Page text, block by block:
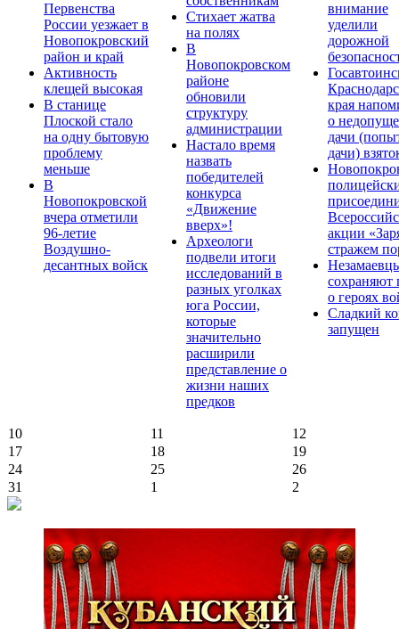
Первенства
России уезжает в
Новопокровский
район и край
Активность
клещей высокая
В станице
Плоской стало
на одну бытовую
проблему
меньше
В
Новопокровской
вчера отметили
96-летие
Воздушно-
десантных войск
Стихает жатва
на полях
В
Новопокровском
районе
обновили
структуру
администрации
Настало время
назвать
победителей
конкурса
«Движение
вверх»!
Археологи
подвели итоги
исследований в
разных уголках
юга России,
которые
значительно
расширили
представление о
жизни наших
предков
внимание
уделили
дорожной
края
о
дачи
дачи)
акции
стражем
сохраняют
о героях
Сладкий
запущен
10 11
12
17
18
19
24
25
26
31
1 2